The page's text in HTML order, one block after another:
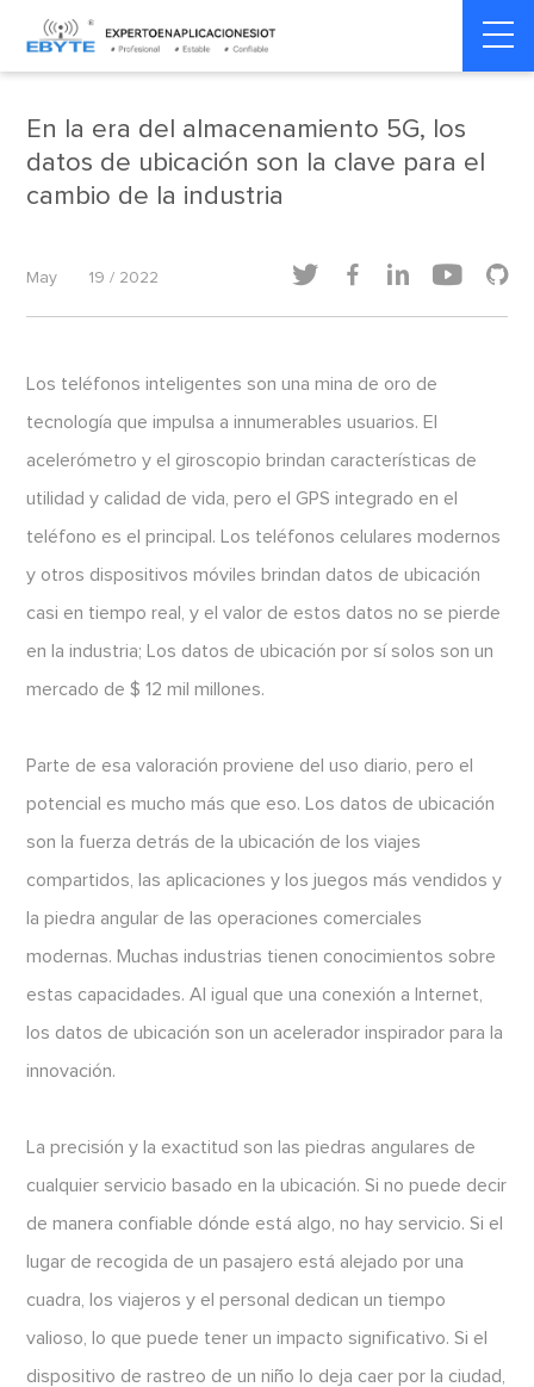
Home >
industrial
En la era del almacenamiento 5G, los
datos de ubicación son la clave para el
cambio de la industria
May 19 / 2022     
Los teléfonos inteligentes son una mina de oro de
tecnología que impulsa a innumerables usuarios. El
acelerómetro y el giroscopio brindan características de
utilidad y calidad de vida, pero el GPS integrado en el
teléfono es el principal. Los teléfonos celulares modernos
y otros dispositivos móviles brindan datos de ubicación
casi en tiempo real, y el valor de estos datos no se pierde
en la industria; Los datos de ubicación por sí solos son un
mercado de $ 12 mil millones.
Parte de esa valoración proviene del uso diario, pero el
potencial es mucho más que eso. Los datos de ubicación
son la fuerza detrás de la ubicación de los viajes
compartidos, las aplicaciones y los juegos más vendidos y
la piedra angular de las operaciones comerciales
modernas. Muchas industrias tienen conocimientos sobre
estas capacidades. Al igual que una conexión a Internet,
los datos de ubicación son un acelerador inspirador para la
innovación.
La precisión y la exactitud son las piedras angulares de
cualquier servicio basado en la ubicación. Si no puede decir
de manera confiable dónde está algo, no hay servicio. Si el
lugar de recogida de un pasajero está alejado por una
cuadra, los viajeros y el personal dedican un tiempo
valioso, lo que puede tener un impacto significativo. Si el
dispositivo de rastreo de un niño lo deja caer por la ciudad,